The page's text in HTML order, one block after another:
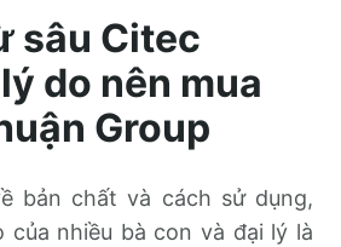
sâu Citec
do nên mua
Group
bản chất và cách sử dụng,
của nhiều bà con và đại lý là